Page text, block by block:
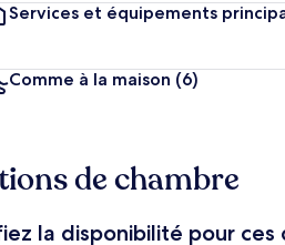
Services et équipements
Comme à la maison (6)
de chambre
la disponibilité pour ces